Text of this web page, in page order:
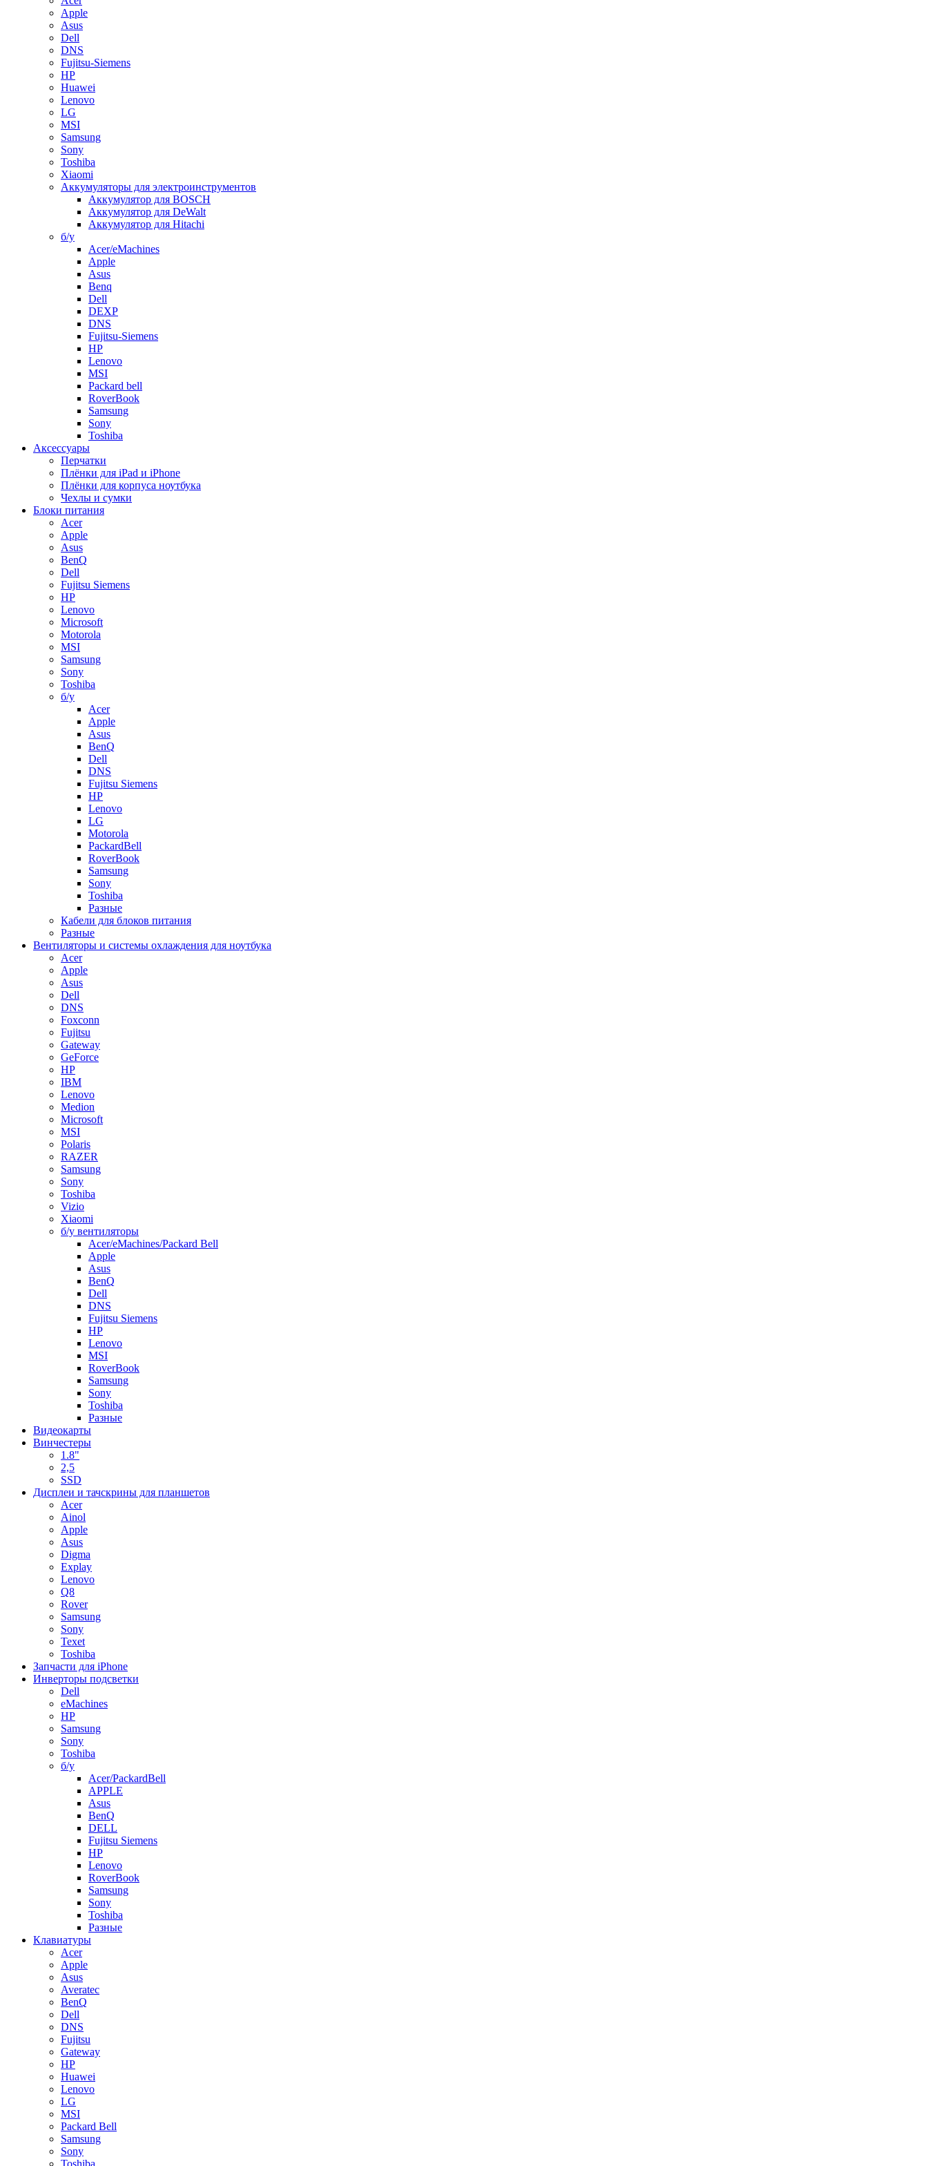
Apple
Asus
Dell
DNS
Fujitsu-Siemens
HP
Huawei
Lenovo
LG
MSI
Samsung
Sony
Toshiba
Xiaomi
Аккумуляторы для электроинструментов
Аккумулятор для BOSCH
Аккумулятор для DeWalt
Аккумулятор для Hitachi
б/у
Acer/eMachines
Apple
Asus
Benq
Dell
DEXP
DNS
Fujitsu-Siemens
HP
Lenovo
MSI
Packard bell
RoverBook
Samsung
Sony
Toshiba
Аксессуары
Перчатки
Плёнки для iPad и iPhone
Плёнки для корпуса ноутбука
Чехлы и сумки
Блоки питания
Acer
Apple
Asus
BenQ
Dell
Fujitsu Siemens
HP
Lenovo
Microsoft
Motorola
MSI
Samsung
Sony
Toshiba
б/у
Acer
Apple
Asus
BenQ
Dell
DNS
Fujitsu Siemens
HP
Lenovo
LG
Motorola
PackardBell
RoverBook
Samsung
Sony
Toshiba
Разные
Кабели для блоков питания
Разные
Вентиляторы и системы охлаждения для ноутбука
Acer
Apple
Asus
Dell
DNS
Foxconn
Fujitsu
Gateway
GeForce
HP
IBM
Lenovo
Medion
Microsoft
MSI
Polaris
RAZER
Samsung
Sony
Toshiba
Vizio
Xiaomi
б/у вентиляторы
Acer/eMachines/Packard Bell
Apple
Asus
BenQ
Dell
DNS
Fujitsu Siemens
HP
Lenovo
MSI
RoverBook
Samsung
Sony
Toshiba
Разные
Видеокарты
Винчестеры
1.8"
2,5
SSD
Дисплеи и тачскрины для планшетов
Acer
Ainol
Apple
Asus
Digma
Explay
Lenovo
Q8
Rover
Samsung
Sony
Texet
Toshiba
Запчасти для iPhone
Инверторы подсветки
Dell
eMachines
HP
Samsung
Sony
Toshiba
б/у
Acer/PackardBell
APPLE
Asus
BenQ
DELL
Fujitsu Siemens
HP
Lenovo
RoverBook
Samsung
Sony
Toshiba
Разные
Клавиатуры
Acer
Apple
Asus
Averatec
BenQ
Dell
DNS
Fujitsu
Gateway
HP
Huawei
Lenovo
LG
MSI
Packard Bell
Samsung
Sony
Toshiba